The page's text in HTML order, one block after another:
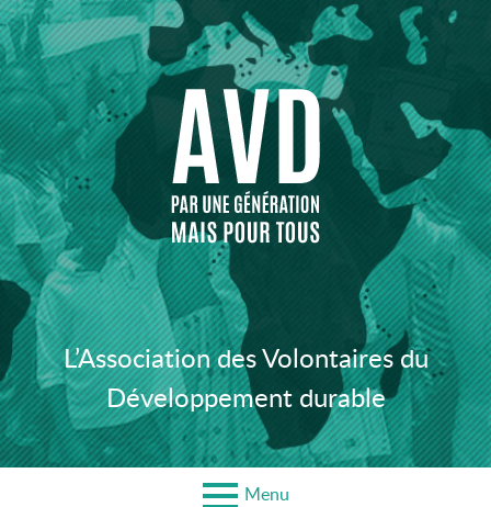
Aller
au
contenu
L’Association des Volontaires du
Développement durable
Menu